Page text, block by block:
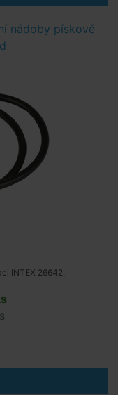
nádoby pískové
INTEX 26642.